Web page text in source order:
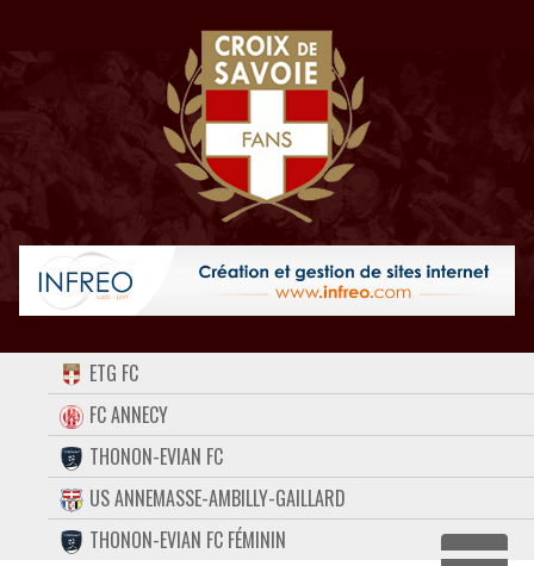
ACCUEIL
FORUM
CONTACT
FACEBOOK
TWITTER
ETG FC
FC ANNECY
THONON-EVIAN FC
US ANNEMASSE-AMBILLY-GAILLARD
THONON-EVIAN FC FÉMININ